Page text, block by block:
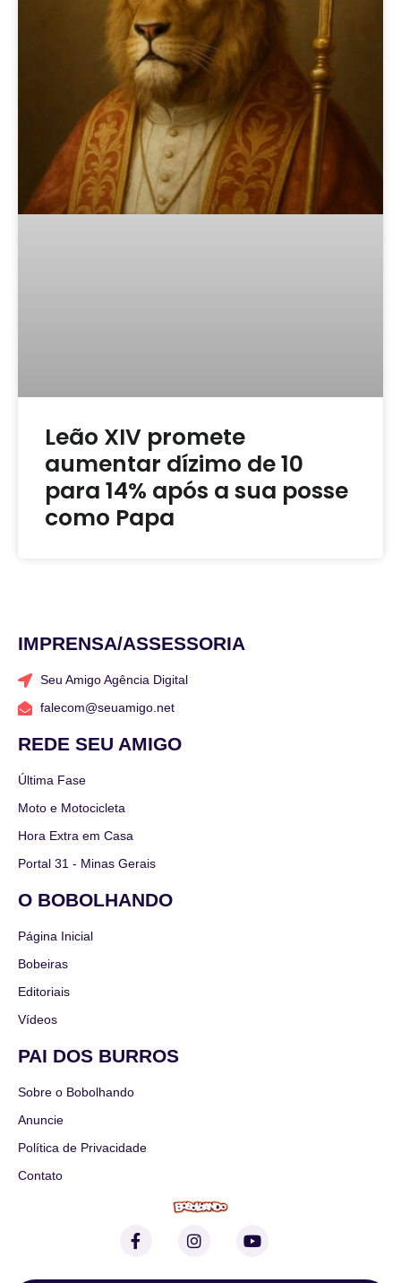
Leão XIV promete
aumentar dízimo de 10
para 14% após a sua posse
como Papa
IMPRENSA/ASSESSORIA
Seu Amigo Agência Digital
falecom@seuamigo.net
REDE SEU AMIGO
Última Fase
Moto e Motocicleta
Hora Extra em Casa
Portal 31 - Minas Gerais
O BOBOLHANDO
Página Inicial
Bobeiras
Editoriais
Vídeos
PAI DOS BURROS
Sobre o Bobolhando
Anuncie
Política de Privacidade
Contato